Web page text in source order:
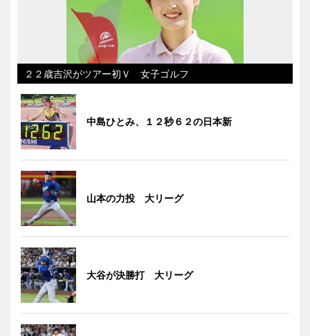
２２歳吉沢がツアー初Ｖ 女子ゴルフ
中島ひとみ、１２秒６２の日本新
山本の力投 大リーグ
大谷が決勝打 大リーグ